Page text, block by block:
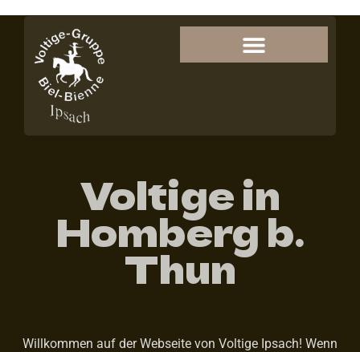
Voltige in
Homberg b.
Thun
Willkommen auf der Webseite von Voltige Ipsach! Wenn